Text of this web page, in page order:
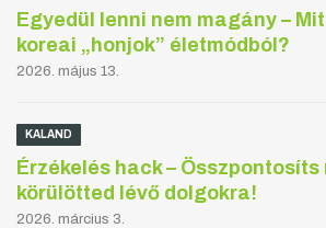
Egyedül lenni nem magány –
koreai „honjok” életmódból?
2026. május 13.
KALAND
Érzékelés hack – Összpontosíts
körülötted lévő dolgokra!
2026. március 3.